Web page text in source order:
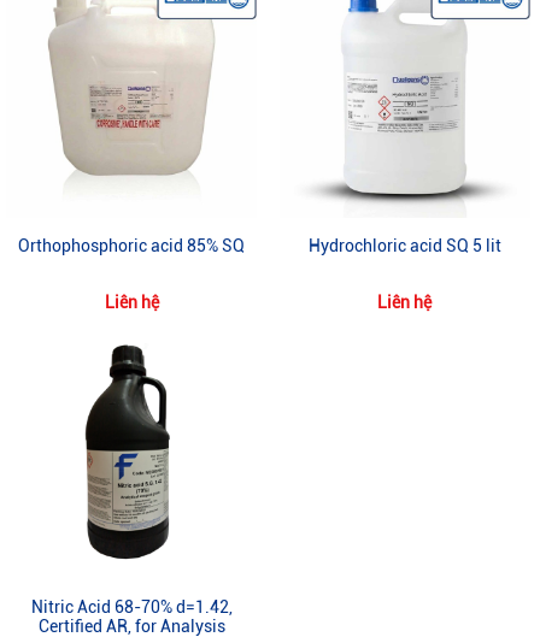
Orthophosphoric acid 85% SQ
Liên hệ
Hydrochloric acid SQ 5 lit
Liên hệ
Nitric Acid 68-70% d=1.42,
Certified AR, for Analysis